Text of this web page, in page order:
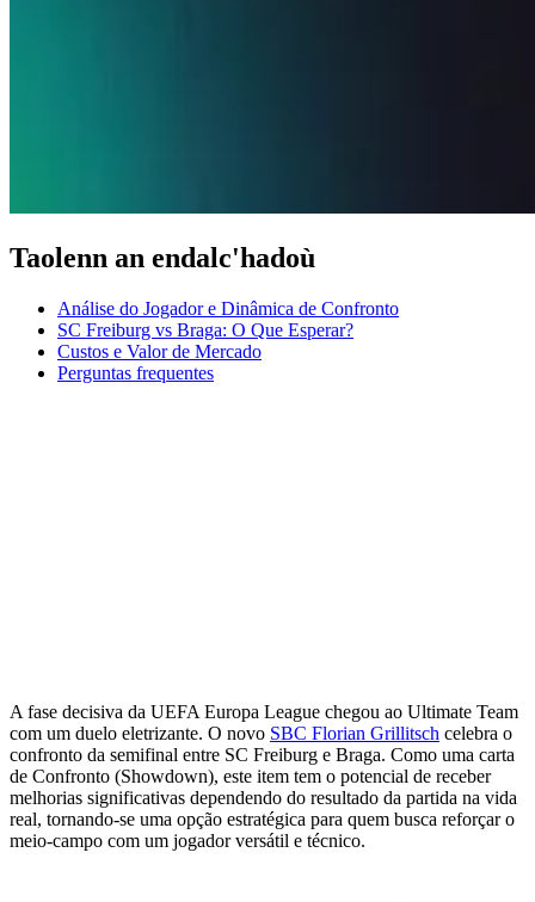
Taolenn an endalc'hadoù
Análise do Jogador e Dinâmica de Confronto
SC Freiburg vs Braga: O Que Esperar?
Custos e Valor de Mercado
Perguntas frequentes
A fase decisiva da UEFA Europa League chegou ao Ultimate Team
com um duelo eletrizante. O novo SBC Florian Grillitsch celebra o
confronto da semifinal entre SC Freiburg e Braga. Como uma carta
de Confronto (Showdown), este item tem o potencial de receber
melhorias significativas dependendo do resultado da partida na vida
real, tornando-se uma opção estratégica para quem busca reforçar o
meio-campo com um jogador versátil e técnico.